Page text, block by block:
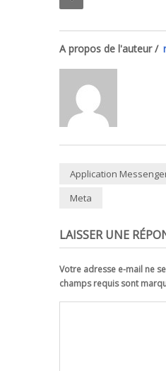
A propos de l'auteur /
Application
Meta
LAISSER UNE
Votre adresse e-mail ne
champs requis sont